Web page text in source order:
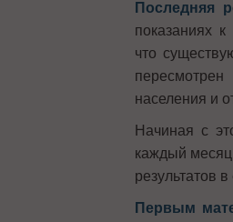
Последняя
показаниях
что
населения и
Начиная с
каждый
результатов
Первым